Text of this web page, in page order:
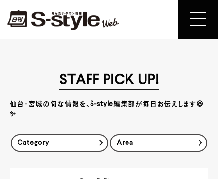
STAFF PICK UP!
仙台・宮城の旬な情報を、S-style編集部が毎日お伝えします😆
✨
Category Area